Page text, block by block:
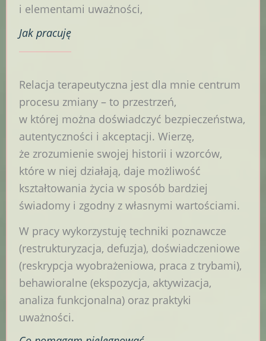
i elementami uważności,
Jak pracuję
Relacja terapeutyczna jest dla mnie centrum
procesu zmiany – to przestrzeń,
w której można doświadczyć bezpieczeństwa,
autentyczności i akceptacji. Wierzę,
że zrozumienie swojej historii i wzorców,
które w niej działają, daje możliwość
kształtowania życia w sposób bardziej
świadomy i zgodny z własnymi wartościami.
W pracy wykorzystuję techniki poznawcze
(restrukturyzacja, defuzja), doświadczeniowe
(reskrypcja wyobrażeniowa, praca z trybami),
behawioralne (ekspozycja, aktywizacja,
analiza funkcjonalna) oraz praktyki
uważności.